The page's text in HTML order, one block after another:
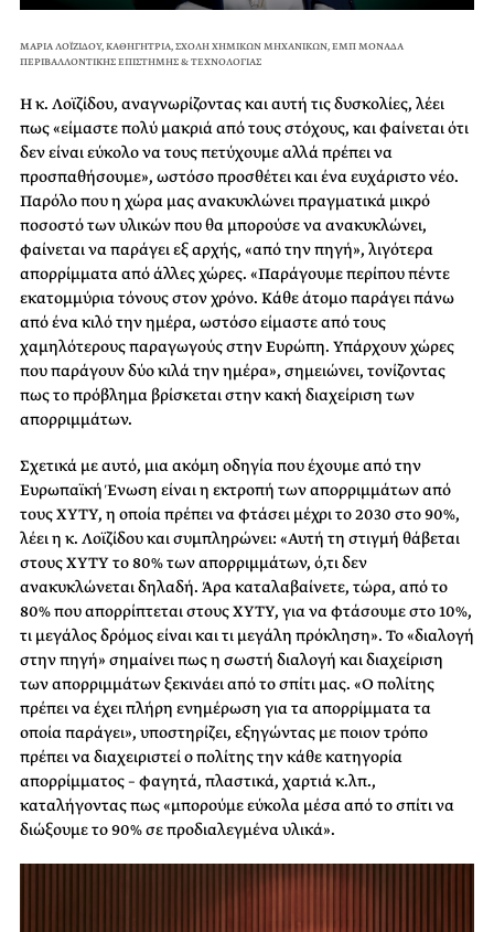
ΜΑΡΙΑ ΛΟΪΖΙΔΟΥ, ΚΑΘΗΓΗΤΡΙΑ, ΣΧΟΛΗ ΧΗΜΙΚΩΝ ΜΗΧΑΝΙΚΩΝ, ΕΜΠ ΜΟΝΑΔΑ
ΠΕΡΙΒΑΛΛΟΝΤΙΚΗΣ ΕΠΙΣΤΗΜΗΣ & ΤΕΧΝΟΛΟΓΙΑΣ
Η κ. Λοϊζίδου, αναγνωρίζοντας και αυτή τις δυσκολίες, λέει
πως «είμαστε πολύ μακριά από τους στόχους, και φαίνεται ότι
δεν είναι εύκολο να τους πετύχουμε αλλά πρέπει να
προσπαθήσουμε», ωστόσο προσθέτει και ένα ευχάριστο νέο.
Παρόλο που η χώρα μας ανακυκλώνει πραγματικά μικρό
ποσοστό των υλικών που θα μπορούσε να ανακυκλώνει,
φαίνεται να παράγει εξ αρχής, «από την πηγή», λιγότερα
απορρίμματα από άλλες χώρες. «Παράγουμε περίπου πέντε
εκατομμύρια τόνους στον χρόνο. Κάθε άτομο παράγει πάνω
από ένα κιλό την ημέρα, ωστόσο είμαστε από τους
χαμηλότερους παραγωγούς στην Ευρώπη. Υπάρχουν χώρες
που παράγουν δύο κιλά την ημέρα», σημειώνει, τονίζοντας
πως το πρόβλημα βρίσκεται στην κακή διαχείριση των
απορριμμάτων.
Σχετικά με αυτό, μια ακόμη οδηγία που έχουμε από την
Ευρωπαϊκή Ένωση είναι η εκτροπή των απορριμμάτων από
τους ΧΥΤΥ, η οποία πρέπει να φτάσει μέχρι το 2030 στο 90%,
λέει η κ. Λοϊζίδου και συμπληρώνει: «Αυτή τη στιγμή θάβεται
στους ΧΥΤΥ το 80% των απορριμμάτων, ό,τι δεν
ανακυκλώνεται δηλαδή. Άρα καταλαβαίνετε, τώρα, από το
80% που απορρίπτεται στους ΧΥΤΥ, για να φτάσουμε στο 10%,
τι μεγάλος δρόμος είναι και τι μεγάλη πρόκληση». Το «διαλογή
στην πηγή» σημαίνει πως η σωστή διαλογή και διαχείριση
των απορριμμάτων ξεκινάει από το σπίτι μας. «Ο πολίτης
πρέπει να έχει πλήρη ενημέρωση για τα απορρίμματα τα
οποία παράγει», υποστηρίζει, εξηγώντας με ποιον τρόπο
πρέπει να διαχειριστεί ο πολίτης την κάθε κατηγορία
απορρίμματος – φαγητά, πλαστικά, χαρτιά κ.λπ.,
καταλήγοντας πως «μπορούμε εύκολα μέσα από το σπίτι να
διώξουμε το 90% σε προδιαλεγμένα υλικά».